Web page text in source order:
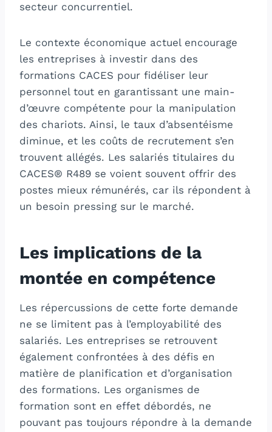
secteur concurrentiel.
Le contexte économique actuel encourage
les entreprises à investir dans des
formations CACES pour fidéliser leur
personnel tout en garantissant une main-
d’œuvre compétente pour la manipulation
des chariots. Ainsi, le taux d’absentéisme
diminue, et les coûts de recrutement s’en
trouvent allégés. Les salariés titulaires du
CACES® R489 se voient souvent offrir des
postes mieux rémunérés, car ils répondent à
un besoin pressing sur le marché.
Les implications de la
montée en compétence
Les répercussions de cette forte demande
ne se limitent pas à l’employabilité des
salariés. Les entreprises se retrouvent
également confrontées à des défis en
matière de planification et d’organisation
des formations. Les organismes de
formation sont en effet débordés, ne
pouvant pas toujours répondre à la demande